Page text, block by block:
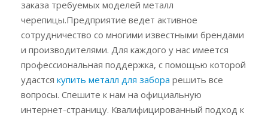
заказа требуемых моделей металл
черепицы.Предприятие ведет активное
сотрудничество со многими известными брендами
и производителями. Для каждого у нас имеется
профессиональная поддержка, с помощью которой
удастся купить металл для забора решить все
вопросы. Спешите к нам на официальную
интернет-страницу. Квалифицированный подход к